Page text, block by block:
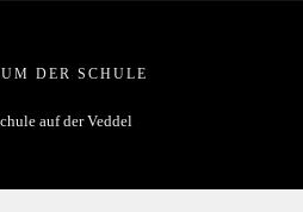
DER SCHULE
auf der Veddel